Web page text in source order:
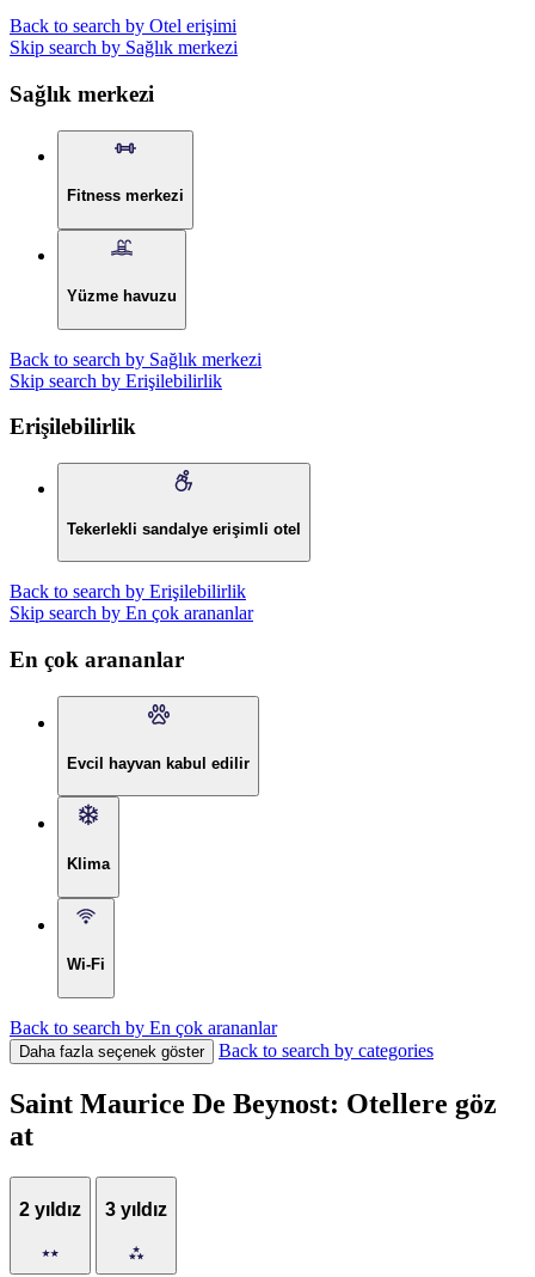
Back to search by Otel erişimi
Skip search by Sağlık merkezi
Sağlık merkezi
Fitness merkezi
Yüzme havuzu
Back to search by Sağlık merkezi
Skip search by Erişilebilirlik
Erişilebilirlik
Tekerlekli sandalye erişimli otel
Back to search by Erişilebilirlik
Skip search by En çok arananlar
En çok arananlar
Evcil hayvan kabul edilir
Klima
Wi-Fi
Back to search by En çok arananlar
Daha fazla seçenek göster Back to search by categories
Saint Maurice De Beynost: Otellere göz
at
2 yıldız 3 yıldız